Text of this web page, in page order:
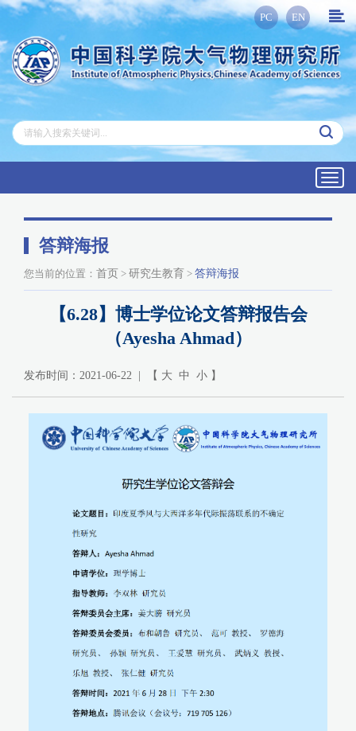
PC EN
答辩海报
您当前的位置： 首页 > 研究生教育 > 答辩海报
【6.28】博士学位论文答辩报告会
（Ayesha Ahmad）
发布时间：2021-06-22 | 【 大 中 小 】